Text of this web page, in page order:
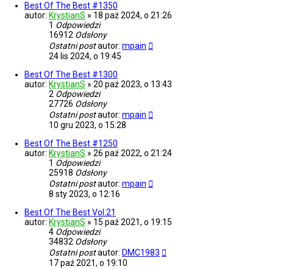
Best Of The Best #1350
autor: KrystianS » 18 paź 2024, o 21:26
1 Odpowiedzi
16912 Odsłony
Ostatni postautor: mpain
24 lis 2024, o 19:45
Best Of The Best #1300
autor: KrystianS » 20 paź 2023, o 13:43
2 Odpowiedzi
27726 Odsłony
Ostatni postautor: mpain
10 gru 2023, o 15:28
Best Of The Best #1250
autor: KrystianS » 26 paź 2022, o 21:24
1 Odpowiedzi
25918 Odsłony
Ostatni postautor: mpain
8 sty 2023, o 12:16
Best Of The Best Vol.21
autor: KrystianS » 15 paź 2021, o 19:15
4 Odpowiedzi
34832 Odsłony
Ostatni postautor: DMC1983
17 paź 2021, o 19:10